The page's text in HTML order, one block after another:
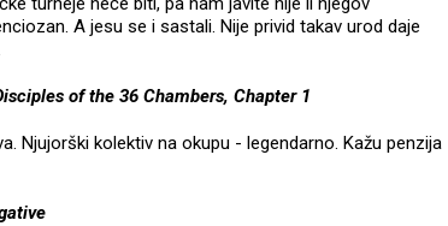
A jesu se i sastali. Nije privid takav urod daje
of the 36 Chambers, Chapter 1
Njujorški kolektiv na okupu - legendarno. Kažu penzija